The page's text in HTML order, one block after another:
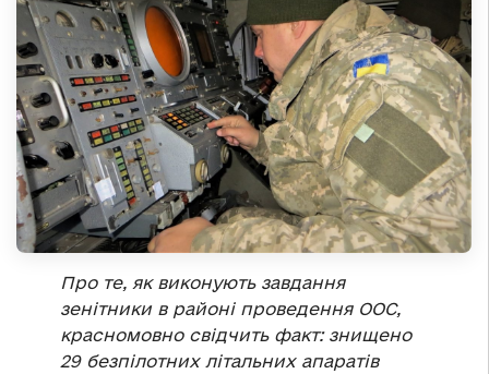
Про те, як виконують завдання
зенітники в районі проведення ООС,
красномовно свідчить факт: знищено
29 безпілотних літальних апаратів